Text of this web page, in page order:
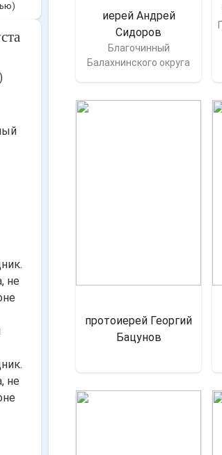
иерей Андрей
Сидоров
Благочинный
Балахнинского округа
протоиерей Георгий
Бацунов